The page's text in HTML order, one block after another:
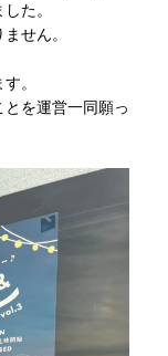
た。
せん。
。
を運営一同願っ